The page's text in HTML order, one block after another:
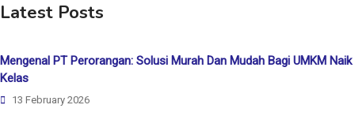
Latest Posts
Mengenal PT Perorangan: Solusi Murah Dan Mudah Bagi UMKM Naik
Kelas
13 February 2026